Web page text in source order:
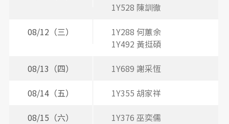
1Y528 陳訓徹
08/12（三）
1Y288 何蕙余
1Y492 黃挺碩
08/13（四） 1Y689 謝采恆
08/14（五）
1Y355 胡家祥
08/15（六）
1Y376 巫奕儒